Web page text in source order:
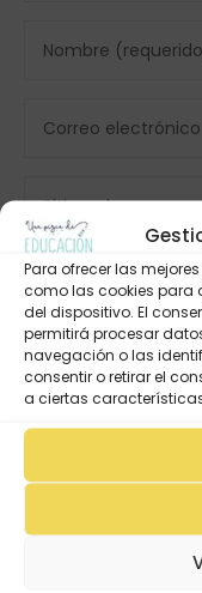
Para ofrecer las
como las cookies
del dispositivo. El
permitirá procesar
navegación o las
consentir o retirar el
a ciertas